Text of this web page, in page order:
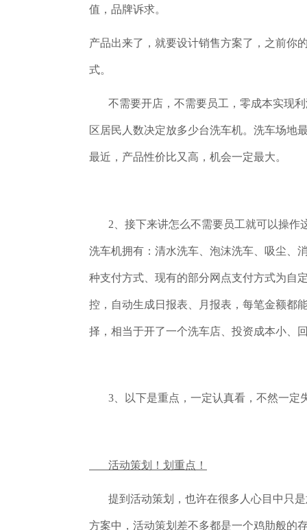
值，品牌诉求。
产品出来了，就要设计销售方案了，之前你
式。
不需要开店，不需要员工，零成本实现利
区居民人数决定放多少台洗车机。洗车场地
最近，产品性价比又高，机会一定最大。
2、接下来讲怎么不需要员工就可以操作
洗车机拥有：清水洗车、泡沫洗车、吸尘、
种支付方式、现有的部分网点支付方式为自
控，自动生成日报表、月报表，每笔金额都
择，相当于开了一个洗车店、投资成本小、
3、以下是重点，一定认真看，不然一定
活动策划！划重点！
提到活动策划，也许在很多人心目中只是
方案中，活动策划差不多都是一个鸡肋般的